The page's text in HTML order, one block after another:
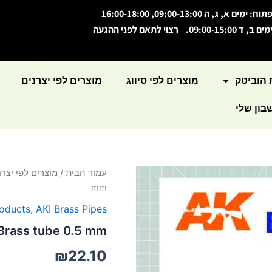
פתוח: ימים א, ג, ה 09:00-13:00, 16:00-18:00
ימים ב, ד 09:00-15:00. רצוי לתאם לפני ההגעה
הוביטק מוצרים לפי סיווג מוצרים לפי יצרנים
שלי
עמוד הבית / מוצרים לפי
mm
, AKI Brass Pipes
tube 0.5 mm
₪22.10
כמות
tube
mm